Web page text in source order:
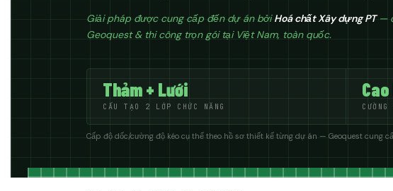
Giải pháp được cung cấp đến dự án bởiHoá chất Xây dựng PT—
Geoquest & thi công trọn gói tại Việt Nam, toàn quốc.
Thảm + Lưới
CẤU TẠO 2 LỚP CHỨC NĂNG
Cấp độ dốc/cường độ kéo cụ thể theo hồ sơ thiết kế từng dự án — Geoquest cung